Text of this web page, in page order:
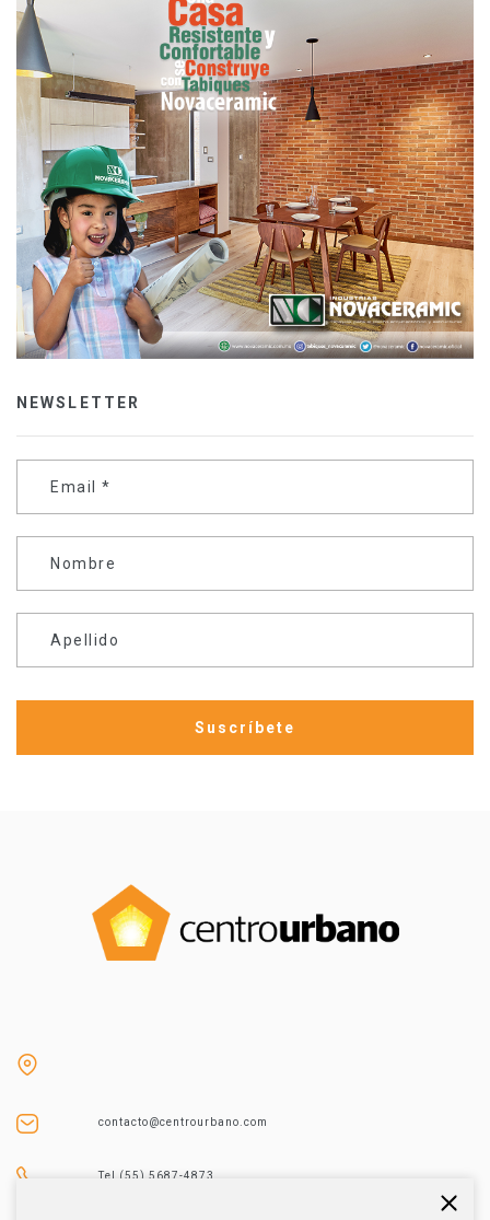
NEWSLETTER
Email *
Nombre
Apellido
contacto@centrourbano.com
Tel (55) 5687-4873